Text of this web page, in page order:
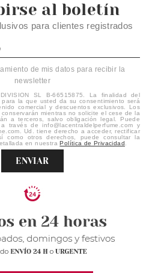
al boletín
para clientes registrados
de mis datos para recibir la
newsletter
DIVISION SL B-66515875. La finalidad del
la que usted da su consentimiento será
comercial y descuentos exclusivos. Los
mientras no solicite el cese de la
a terceros, salvo obligación legal. Puede
través de info@lacentraldelperfume.com y
Ud. tiene derecho a acceder, rectificar
como otros derechos, puede consultar la
en nuestraPolítica de Privacidad
ENVIAR